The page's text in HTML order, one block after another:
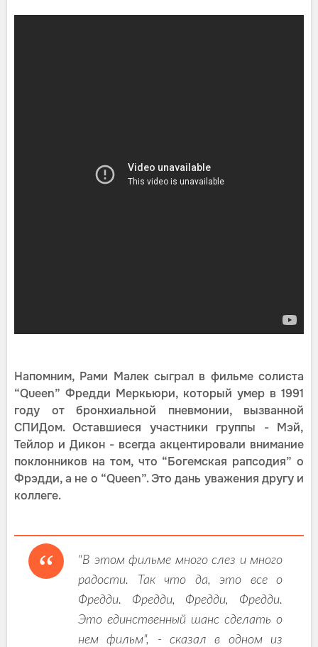
Напомним, Рами Малек сыграл в фильме солиста
“Queen” Фредди Меркьюри, который умер в 1991
году от бронхиальной пневмонии, вызванной
СПИДом. Оставшиеся участники группы - Мэй,
Тейлор и Дикон - всегда акцентировали внимание
поклонников на том, что “Богемская рапсодия” о
Фрэдди, а не о “Queen”. Это дань уважения другу и
коллеге.
"В этом фильме много слез и много
радости. Так что да, это все о
Фредди. Фредди, Фредди, Фредди.
Это единственный шанс сделать о
нем фильм", - сказал в одном из